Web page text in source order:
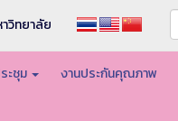
วิทยาลัย
ะชุม งานประกันคุณภาพ